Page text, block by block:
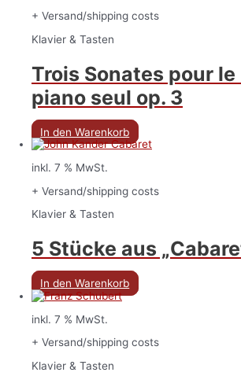
+ Versand/shipping costs
Klavier & Tasten
Trois Sonates pour
piano seul op. 3
In den Warenkorb
inkl. 7 % MwSt.
+ Versand/shipping costs
Klavier & Tasten
5 Stücke aus
In den Warenkorb
inkl. 7 % MwSt.
+ Versand/shipping costs
Klavier & Tasten